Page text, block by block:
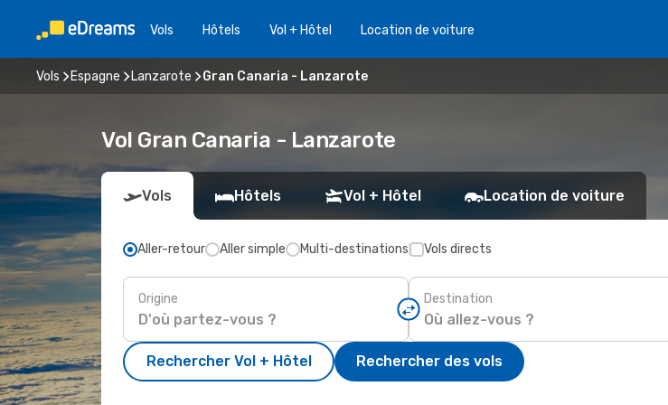
Vols Hôtels Vol + Hôtel Location de voiture
Vols Espagne Lanzarote Gran Canaria - Lanzarote
Vol Gran Canaria - Lanzarote
Vols Hôtels Vol + Hôtel Location de voiture
Aller-retour Aller simple Multi-destinations Vols directs
Origine Destination
Rechercher Vol + Hôtel Rechercher des vols